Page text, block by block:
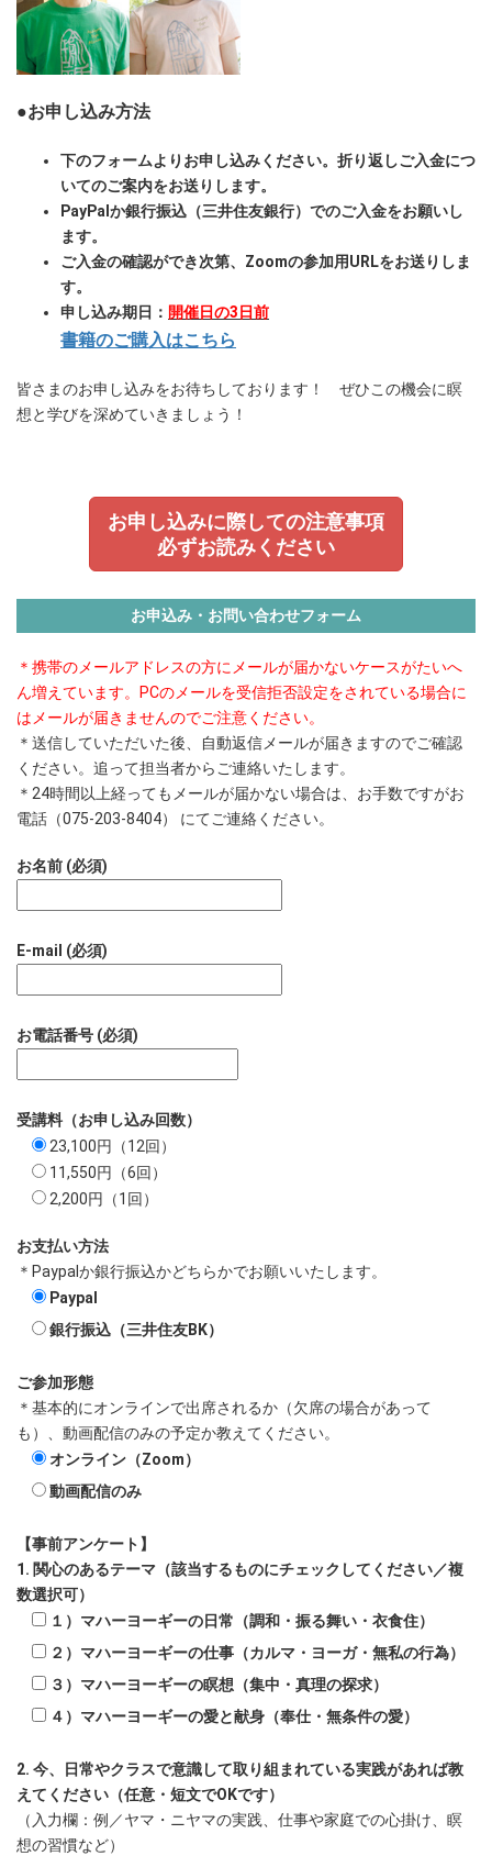
●お申し込み方法
下のフォームよりお申し込みください。折り返しご入金につ
いてのご案内をお送りします。
PayPalか銀行振込（三井住友銀行）でのご入金をお願いし
ます。
ご入金の確認ができ次第、Zoomの参加用URLをお送りしま
す。
申し込み期日： 開催日の3日前
書籍のご購入はこちら
皆さまのお申し込みをお待ちしております！ ぜひこの機会に瞑
想と学びを深めていきましょう！
お申し込みに際しての注意事項
必ずお読みください
お申込み・お問い合わせフォーム
＊携帯のメールアドレスの方にメールが届かないケースがたいへ
ん増えています。PCのメールを受信拒否設定をされている場合に
はメールが届きませんのでご注意ください。
＊送信していただいた後、自動返信メールが届きますのでご確認
ください。追って担当者からご連絡いたします。
＊24時間以上経ってもメールが届かない場合は、お手数ですがお
電話（075-203-8404） にてご連絡ください。
お名前 (必須)
E-mail (必須)
お電話番号 (必須)
受講料（お申し込み回数）
23,100円（12回）
11,550円（6回）
2,200円（1回）
お支払い方法
＊Paypalか銀行振込かどちらかでお願いいたします。
Paypal
銀行振込（三井住友BK）
ご参加形態
＊基本的にオンラインで出席されるか（欠席の場合があって
も）、動画配信のみの予定か教えてください。
オンライン（Zoom）
動画配信のみ
【事前アンケート】
1. 関心のあるテーマ（該当するものにチェックしてください／複
数選択可）
１）マハーヨーギーの日常（調和・振る舞い・衣食住）
２）マハーヨーギーの仕事（カルマ・ヨーガ・無私の行為）
３）マハーヨーギーの瞑想（集中・真理の探求）
４）マハーヨーギーの愛と献身（奉仕・無条件の愛）
2. 今、日常やクラスで意識して取り組まれている実践があれば教
えてください（任意・短文でOKです）
（入力欄：例／ヤマ・ニヤマの実践、仕事や家庭での心掛け、瞑
想の習慣など）